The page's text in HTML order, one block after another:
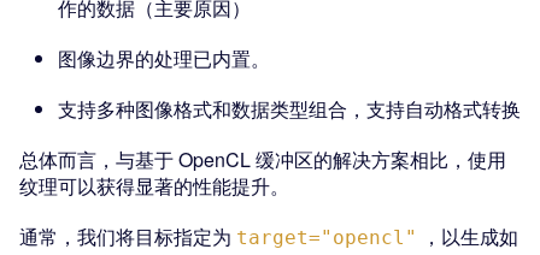
作的数据（主要原因）
图像边界的处理已内置。
支持多种图像格式和数据类型组合，支持自动格式转换
总体而言，与基于 OpenCL 缓冲区的解决方案相比，使用
纹理可以获得显著的性能提升。
通常，我们将目标指定为 target="opencl"
，以生成如